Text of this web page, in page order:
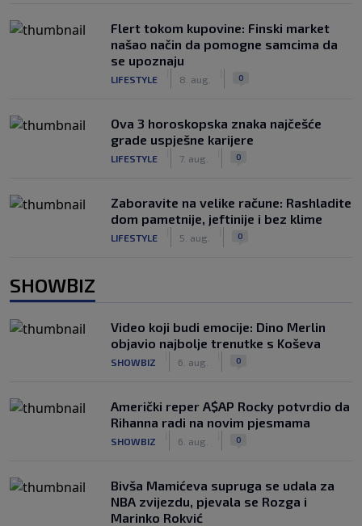
Flert tokom kupovine: Finski market
našao način da pomogne samcima da
se upoznaju
LIFESTYLE 8. aug. 0
Ova 3 horoskopska znaka najčešće
grade uspješne karijere
LIFESTYLE 7. aug. 0
Zaboravite na velike račune: Rashladite
dom pametnije, jeftinije i bez klime
LIFESTYLE 5. aug. 0
SHOWBIZ
Video koji budi emocije: Dino Merlin
objavio najbolje trenutke s Koševa
SHOWBIZ 6. aug. 0
Američki reper A$AP Rocky potvrdio da
Rihanna radi na novim pjesmama
SHOWBIZ 6. aug. 0
Bivša Mamićeva supruga se udala za
NBA zvijezdu, pjevala se Rozga i
Marinko Rokvić